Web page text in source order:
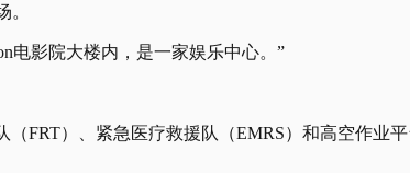
电影院大楼内，是一家娱乐中心。”
FRT）、紧急医疗救援队（EMRS）和高空作业